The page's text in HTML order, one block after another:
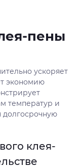
пены
ускоряет
экономию
температур и
долгосрочную
клея-